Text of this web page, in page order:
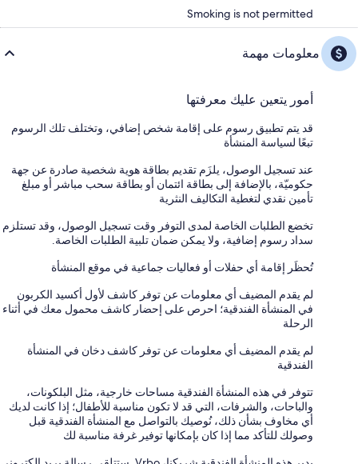
Smoking is not permitted
معلومات مهمة
أمور يتعين عليك معرفتها
قد يتم تطبيق رسوم على إقامة شخص إضافي، وتختلف تلك الرسوم
تبعًا لسياسة المنشأة
عند تسجيل الوصول، يلزَم تقديم بطاقة هوية شخصية صادرة عن جهة
حكوميّة، بالإضافة إلى بطاقة ائتمان أو بطاقة سحب مباشر أو مبلغ
تأمين نقدي لتغطية التكاليف النثرية
تخضع الطلبات الخاصة لمدى التوفر وقت تسجيل الوصول، وقد تستلزم
سداد رسوم إضافية، ولا يمكن ضمان تلبية الطلبات الخاصة.
تُحظَر إقامة أي حفلات أو فعاليات جماعية في موقع المنشأة
لم يقدم المضيف أي معلومات عن توفر كاشف لأول أكسيد الكربون
في المنشأة الفندقية؛ احرص على إحضار كاشف محمول معك في أثناء
الرحلة
لم يقدم المضيف أي معلومات عن توفر كاشف دخان في المنشأة
الفندقية
تتوفر في هذه المنشأة الفندقية مساحات خارجية، مثل البلكونات،
والباحات، والشرفات، التي قد لا تكون مناسبة للأطفال؛ إذا كانت لديك
أي مخاوف بشأن ذلك، نُوصيك بالتواصل مع المنشأة الفندقية قبل
وصولك للتأكد مما إذا كان بإمكانها توفير غرفة مناسبة لك